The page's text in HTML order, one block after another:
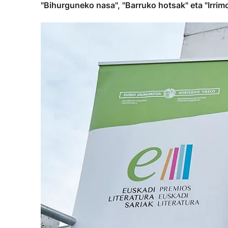
"Bihurguneko nasa", "Barruko hotsak" eta